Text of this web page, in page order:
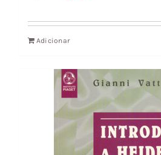
original
era:
atual
Adicionar